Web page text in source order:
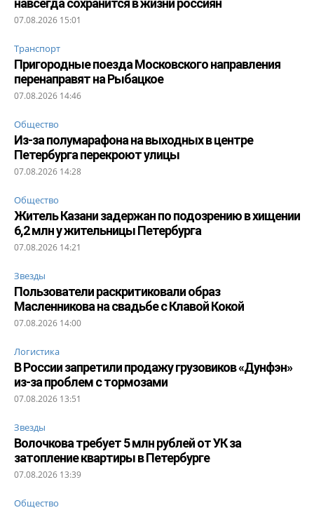
07.08.2026 15:01
Транспорт
Пригородные поезда Московского направления
перенаправят на Рыбацкое
07.08.2026 14:46
Общество
Из-за полумарафона на выходных в центре
Петербурга перекроют улицы
07.08.2026 14:28
Общество
Житель Казани задержан по подозрению в хищении
6,2 млн у жительницы Петербурга
07.08.2026 14:21
Звезды
Пользователи раскритиковали образ
Масленникова на свадьбе с Клавой Кокой
07.08.2026 14:00
Логистика
В России запретили продажу грузовиков «Дунфэн»
из-за проблем с тормозами
07.08.2026 13:51
Звезды
Волочкова требует 5 млн рублей от УК за
затопление квартиры в Петербурге
07.08.2026 13:39
Общество